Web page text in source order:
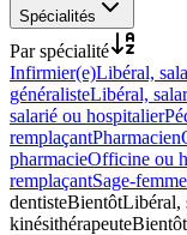
Spécialités
Par spécialité
Infirmier(e)Libéral,
généralisteLibéral,
salarié ou hospitalier
remplaçantPharmacien
pharmacieOfficine ou
remplaçantSage-femme
dentisteBientôtLibéral,
kinésithérapeuteBientôt